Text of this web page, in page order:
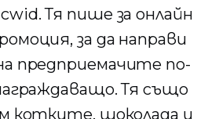
Тя пише за онлайн
за да направи
предприемачите по-
Тя също
котките, шоколада и